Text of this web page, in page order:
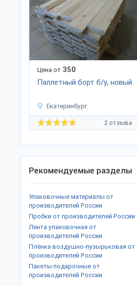
Цена от 350
Паллетный борт б/у, новый
Екатеринбург
2 отзыва
Рекомендуемые разделы
Упаковочные материалы от
производителей России
Пробки от производителей России
Лента упаковочная от
производителей России
Плёнка воздушно-пузырьковая от
производителей России
Пакеты подарочные от
производителей России